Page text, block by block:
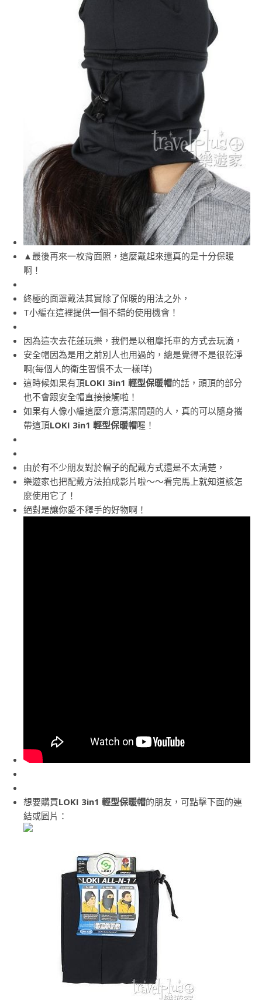
▲最後再來一枚背面照，這麼戴起來還真的是十分保暖
啊！
終極的面罩戴法其實除了保暖的用法之外，
T小編在這裡提供一個不錯的使用機會！
因為這次去花蓮玩樂，我們是以租摩托車的方式去玩滴，
安全帽因為是用之前別人也用過的，總是覺得不是很乾淨
啊(每個人的衛生習慣不太一樣咩)
這時候如果有頂LOKI 3in1 輕型保暖帽的話，頭頂的部分
也不會跟安全帽直接接觸啦！
如果有人像小編這麼介意清潔問題的人，真的可以隨身攜
帶這頂LOKI 3in1 輕型保暖帽喔！
由於有不少朋友對於帽子的配戴方式還是不太清楚，
樂遊家也把配戴方法拍成影片啦～～看完馬上就知道該怎
麼使用它了！
絕對是讓你愛不釋手的好物啊！
想要購買LOKI 3in1 輕型保暖帽的朋友，可點擊下面的連
結或圖片：